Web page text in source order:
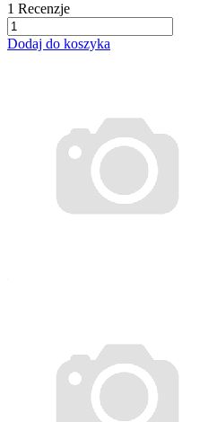
1 Recenzje
Dodaj do koszyka